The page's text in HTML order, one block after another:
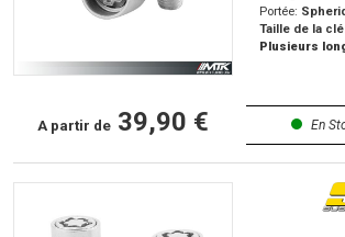
Portée:
Taille de la
Plusieurs
A partir de 39,90 € En